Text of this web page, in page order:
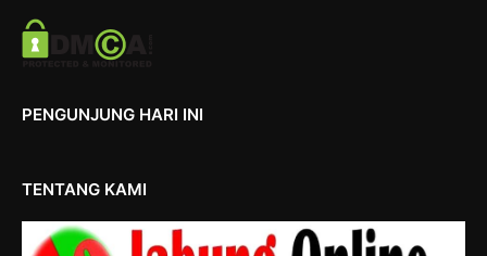
PENGUNJUNG HARI INI
TENTANG KAMI